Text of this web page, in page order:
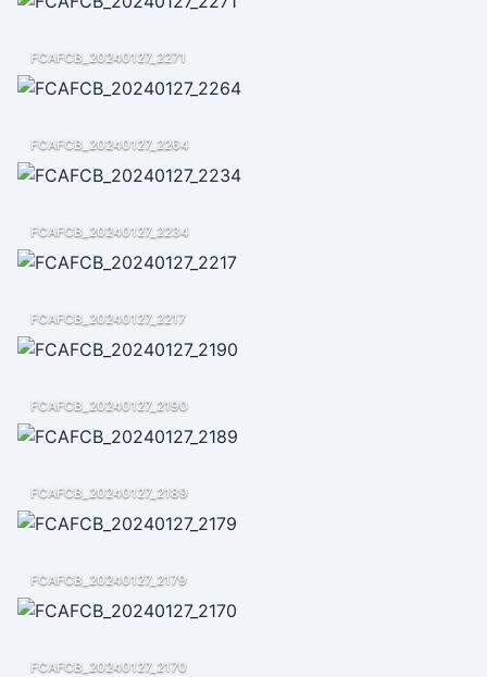
FCAFCB_20240127_2271
FCAFCB_20240127_2264
FCAFCB_20240127_2234
FCAFCB_20240127_2217
FCAFCB_20240127_2190
FCAFCB_20240127_2189
FCAFCB_20240127_2179
FCAFCB_20240127_2170